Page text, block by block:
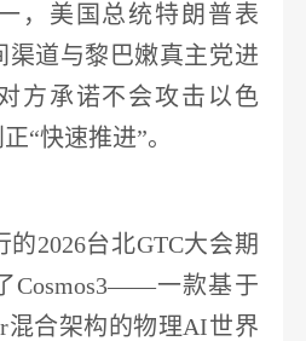
， 美国总统特朗普表
渠道与黎巴嫩真主党进
方承诺不会攻击以色
“快速推进”。
的2026台北GTC大会期
Cosmos3——一款基于
混合架构的物理AI世界